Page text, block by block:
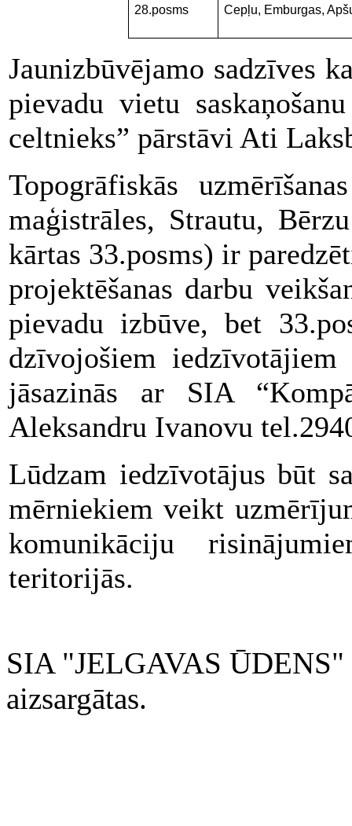
28.posms Cepļu, Emburgas,
Jaunizbūvējamo sadzīves
pievadu vietu
celtnieks” pārstāvi Ati
Topogrāfiskās
maģistrāles, Strautu,
kārtas 33.posms) ir
projektēšanas darbu
pievadu izbūve, bet
dzīvojošiem iedzīvotājiem
jāsazinās ar SIA
Aleksandru Ivanovu
Lūdzam iedzīvotājus būt
mērniekiem veikt
komunikāciju
teritorijās.
SIA "JELGAVAS ŪDENS"
aizsargātas.